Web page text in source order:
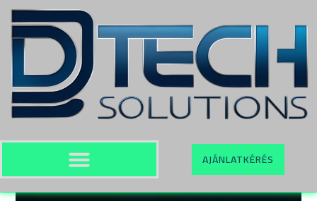
AJÁNLATKÉRÉS